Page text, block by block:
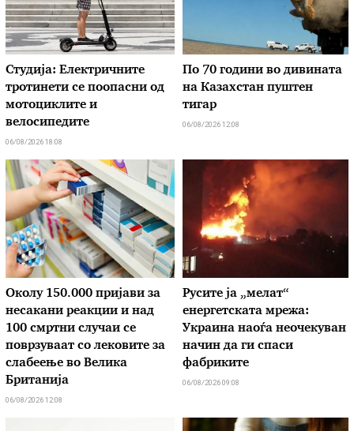
Студија: Електричните
тротинети се поопасни од
мотоциклите и
велосипедите
06/08/2026 18:08
По 70 години во дивината
на Казахстан пуштен
тигар
06/08/2026 12:08
Околу 150.000 пријави за
несакани реакции и над
100 смртни случаи се
поврзуваат со лековите за
слабеење во Велика
Британија
06/08/2026 12:08
Русите ја „мелат“
енергетската мрежа:
Украина наоѓа неочекуван
начин да ги спаси
фабриките
06/08/2026 09:08